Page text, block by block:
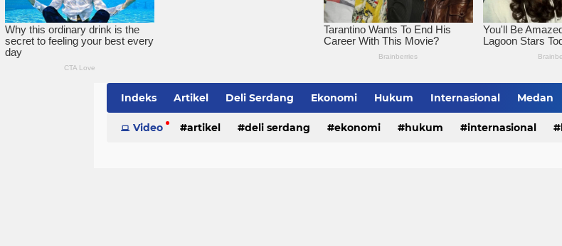
Indeks Artikel Deli Serdang Ekonomi Hukum Internasional Medan
Simalungun Sumatera Utara Tebing Tinggi
Video artikel deli serdang ekonomi hukum internasional